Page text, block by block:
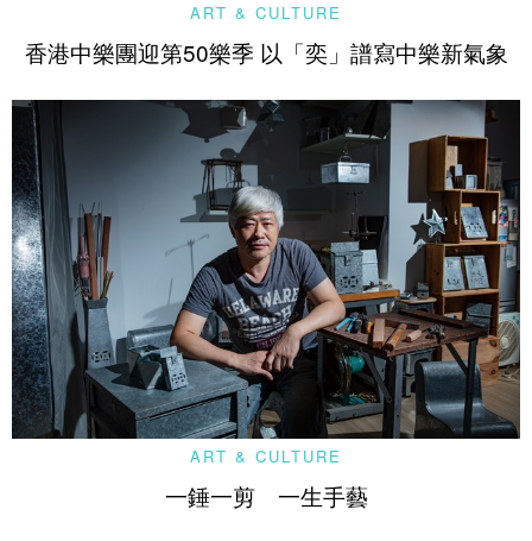
ART & CULTURE
香港中樂團迎第50樂季 以「奕」譜寫中樂新氣象
ART & CULTURE
一錘一剪 一生手藝